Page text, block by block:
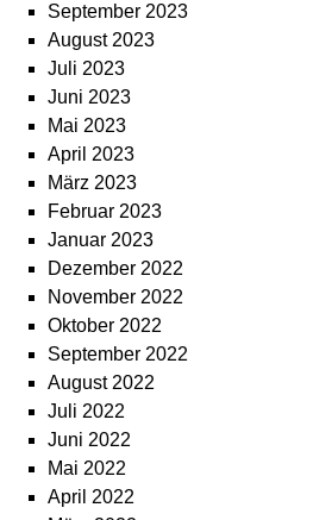
September 2023
August 2023
Juli 2023
Juni 2023
Mai 2023
April 2023
März 2023
Februar 2023
Januar 2023
Dezember 2022
November 2022
Oktober 2022
September 2022
August 2022
Juli 2022
Juni 2022
Mai 2022
April 2022